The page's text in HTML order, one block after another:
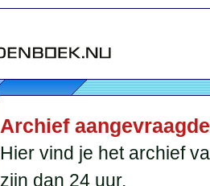
Archief
Hier vind je het archief
zijn dan 24 uur.